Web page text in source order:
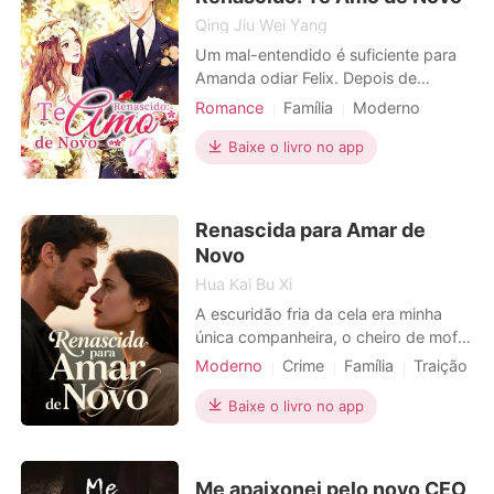
Qing Jiu Wei Yang
Um mal-entendido é suficiente para
Amanda odiar Felix. Depois de
encontrar o homem em pé com uma
corpo de seu único membro da
família, ela ignora tudo o que ele quer
seu único salvador e ela tem de
Romance Família
Moderno
Renascença
Mal-entendido
Encantadora
Charmoso
Baixe o livro no app
Renascida para Amar de
Novo
Hua Kai Bu Xi
A escuridão fria da cela era minha
única companheira, o cheiro de mofo,
a lembrança constante da vida que
que a notícia fria me atingiu: o
"suicídio" dos meus pais, esmagados
Moderno Crime Família
Traição
Vingança
Heroína incrível
Baixe o livro no app
Me apaixonei pelo novo CEO